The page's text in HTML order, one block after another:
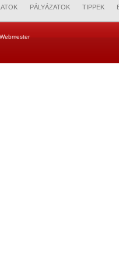
PÁLYÁZATOK TIPPEK
Webmester